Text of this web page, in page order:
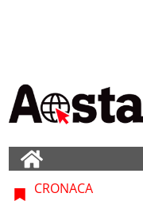
CRONACA